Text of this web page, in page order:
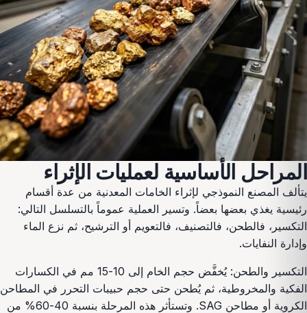
المراحل الأساسية لعمليات الإثراء
يتألف المصنع النموذجي لإثراء الخامات المعدنية من عدة أقسام
رئيسية يغذي بعضها بعضاً. وتسير العملية عموماً بالتسلسل التالي:
التكسير، فالطحن، فالتصنيف، فالتعويم أو الترشيح، ثم نزع الماء
وإدارة النفايات.
التكسير والطحن: يُخفَّض حجم الخام إلى 10-15 مم في الكسارات
الفكية والمخروطية، ثم يُطحن حتى حجم حبيبات التحرر في المطاحن
الكروية أو مطاحن SAG. وتستأثر هذه المرحلة بنسبة 40-60% من